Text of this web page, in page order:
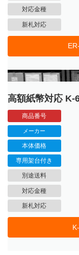
対応金種
新札対応
高額紙幣対応 K-
商品番号
メーカー
本体価格
専用架台付き
別途送料
対応金種
新札対応